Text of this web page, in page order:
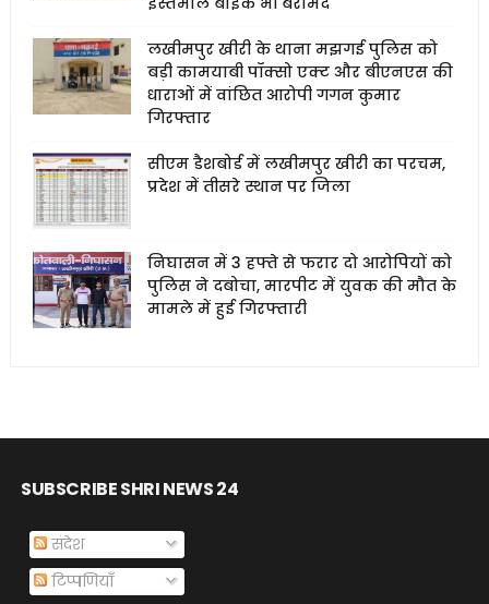
लखीमपुर खीरी के थाना मझगई पुलिस को
बड़ी कामयाबी पॉक्सो एक्ट और बीएनएस की
धाराओं में वांछित आरोपी गगन कुमार
गिरफ्तार
सीएम डैशबोर्ड में लखीमपुर खीरी का परचम,
प्रदेश में तीसरे स्थान पर जिला
निघासन में 3 हफ्ते से फरार दो आरोपियों को
पुलिस ने दबोचा, मारपीट में युवक की मौत के
मामले में हुई गिरफ्तारी
SUBSCRIBE SHRI NEWS 24
संदेश
टिप्पणियाँ